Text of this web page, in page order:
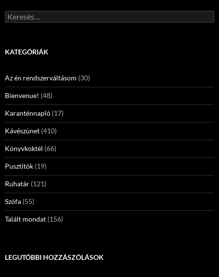
Keresés:
KATEGÓRIÁK
Az én rendszerváltásom (30)
Bienvenue! (48)
Karanténnapló (17)
Kávészünet (410)
Könyvkoktél (66)
Pusztítók (19)
Ruhatár (121)
Szófa (55)
Talált mondat (156)
LEGUTÓBBI HOZZÁSZÓLÁSOK